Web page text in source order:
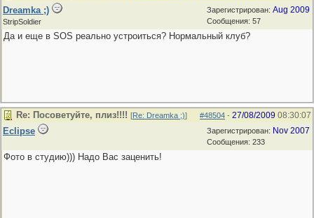
Зарегистрирован: Aug 2009
Сообщения: 57
Dreamka ;)
StripSoldier
Да и еще в SOS реально устроиться? Нормальный клуб?
#48504 - 27/08/2009 08:30:07
Re: Посоветуйте, плиз!!!! [Re: Dreamka ;)]
Зарегистрирован: Nov 2007
Сообщения: 233
Eclipse
Фото в студию))) Надо Вас заценить!